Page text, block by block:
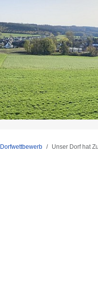
Dorfwettbewerb Unser Dorf hat